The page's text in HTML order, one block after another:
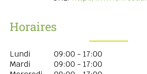
Horaires
Lundi
09:00 - 17:00
Mardi
09:00 - 17:00